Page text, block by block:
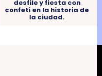
desfile y fiesta con
confeti en la historia de
la ciudad.